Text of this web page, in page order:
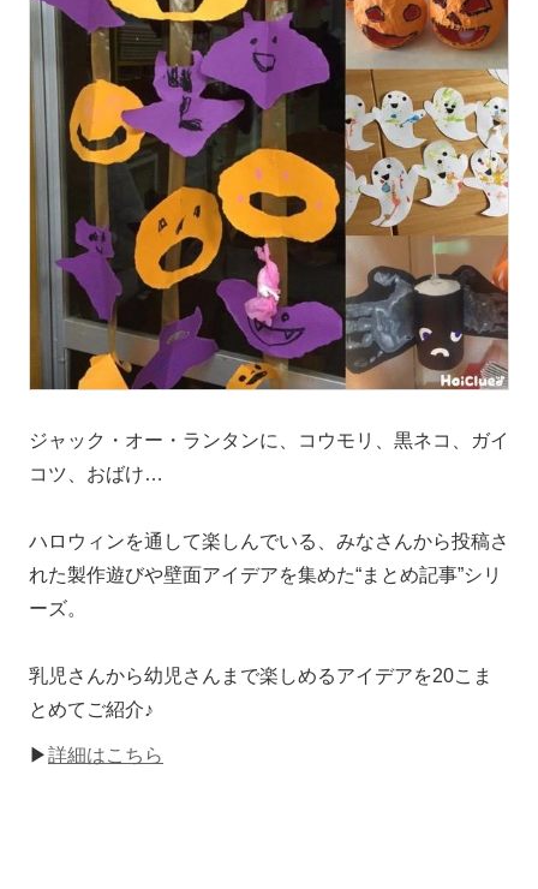
ジャック・オー・ランタンに、コウモリ、黒ネコ、ガイ
コツ、おばけ…
ハロウィンを通して楽しんでいる、みなさんから投稿さ
れた製作遊びや壁面アイデアを集めた“まとめ記事”シリ
ーズ。
乳児さんから幼児さんまで楽しめるアイデアを20こま
とめてご紹介♪
▶詳細はこちら